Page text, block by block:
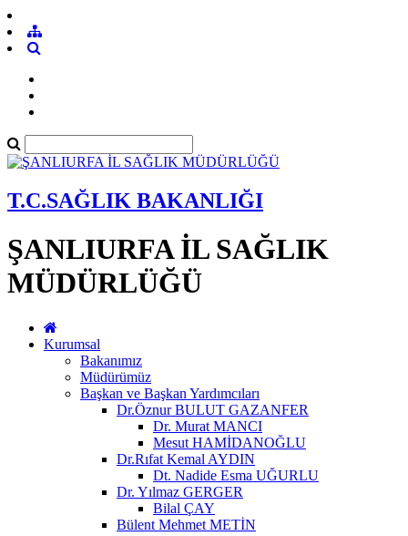
T.C.SAĞLIK BAKANLIĞI
ŞANLIURFA İL SAĞLIK
MÜDÜRLÜĞÜ
Kurumsal
Bakanımız
Müdürümüz
Başkan ve Başkan Yardımcıları
Dr.Öznur BULUT GAZANFER
Dr. Murat MANCI
Mesut HAMİDANOĞLU
Dr.Rıfat Kemal AYDIN
Dt. Nadide Esma UĞURLU
Dr. Yılmaz GERGER
Bilal ÇAY
Bülent Mehmet METİN